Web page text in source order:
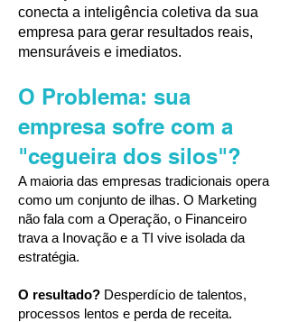
conecta a inteligência coletiva da sua
empresa para gerar resultados reais,
mensuráveis e imediatos.
O Problema: sua
empresa sofre com a
"cegueira dos silos"?
A maioria das empresas tradicionais opera
como um conjunto de ilhas. O Marketing
não fala com a Operação, o Financeiro
trava a Inovação e a TI vive isolada da
estratégia.
O resultado? Desperdício de talentos,
processos lentos e perda de receita.